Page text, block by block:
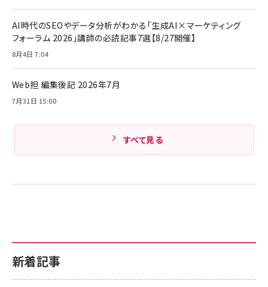
Amazonランキングをもっと見る
Anker PowerLine III Flow USB-C & USB-C
ケーブル Anker絡まないケーブル 240W 結束バン
ド付き USB PD対応 シリコン素材採用 iPhone
17 / 16 / 15 / Galaxy iPad Pro MacBook
Amazonランキングをもっと見る
キャンペーン】
￥4,857
新着記事
AI時代のSEOやデータ分析がわかる「生成AI×マーケティング
フォーラム 2026」講師の必読記事7選【8/27開催】
8月4日 7:04
Web担 編集後記 2026年7月
7月31日 15:00
すべて見る